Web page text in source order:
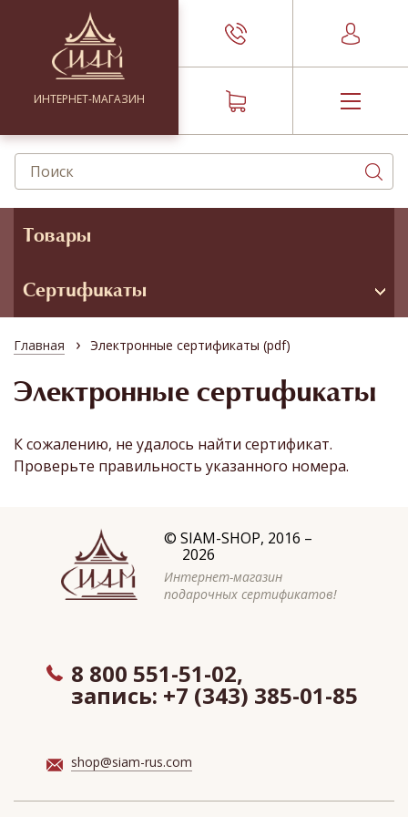
ИНТЕРНЕТ-МАГАЗИН
Товары
Сертификаты
Главная › Электронные сертификаты (pdf)
Электронные сертификаты
К сожалению, не удалось найти сертификат.
Проверьте правильность указанного номера.
© SIAM-SHOP, 2016 –
2026
Интернет-магазин
подарочных сертификатов!
8 800 551-51-02,
запись: +7 (343) 385-01-85
shop@siam-rus.com